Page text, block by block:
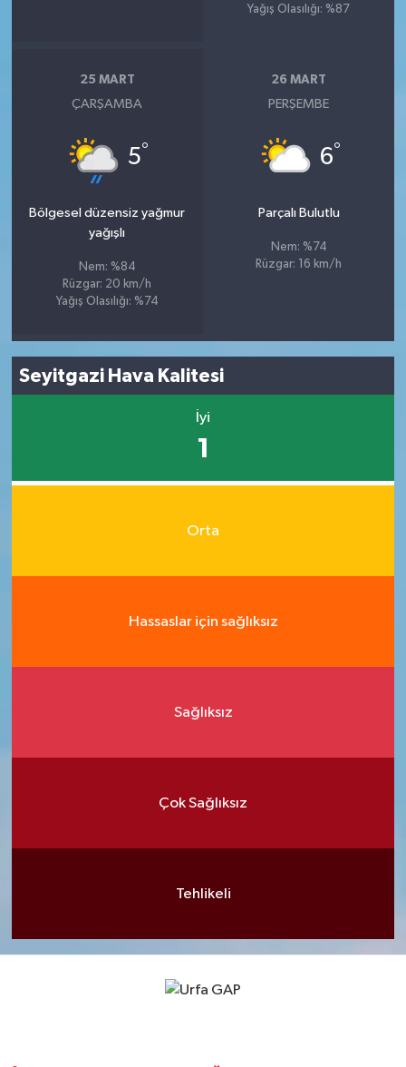
Yağış Olasılığı: %87
25 MART
ÇARŞAMBA
5°
Bölgesel düzensiz yağmur
yağışlı
Nem: %84
Rüzgar: 20 km/h
Yağış Olasılığı: %74
26 MART
PERŞEMBE
6°
Parçalı Bulutlu
Nem: %74
Rüzgar: 16 km/h
Seyitgazi Hava Kalitesi
İyi
1
Orta
Hassaslar için sağlıksız
Sağlıksız
Çok Sağlıksız
Tehlikeli